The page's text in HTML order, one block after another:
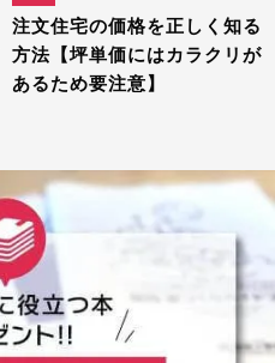
注文住宅の価格を正しく知る
方法【坪単価にはカラクリが
あるため要注意】